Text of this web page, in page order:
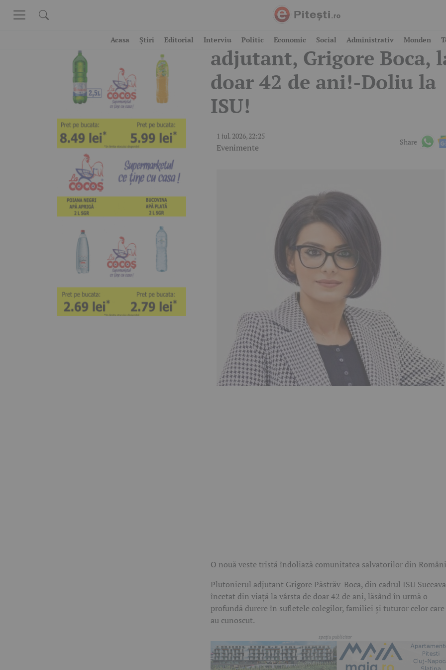
Acasa Știri Editorial Interviu Politic Economic Social Administrativ Monden
A murit plutonierul
adjutant, Grigore Boca,
doar 42 de ani!-Doliu la
ISU!
1 iul. 2026, 22:25
Evenimente
Share
O nouă veste tristă îndoliază comunitatea salvatorilor din
Plutonierul adjutant Grigore Păstrăv-Boca, din cadrul ISU
încetat din viață la vârsta de doar 42 de ani, lăsând în urmă o
profundă durere în sufletele colegilor, familiei și tuturor celor
au cunoscut.